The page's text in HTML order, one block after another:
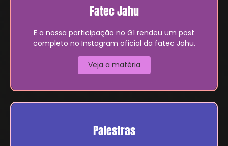
Fatec Jahu
E a nossa participação no G1 rendeu um post
completo no Instagram oficial da fatec Jahu.
Veja a matéria
Palestras